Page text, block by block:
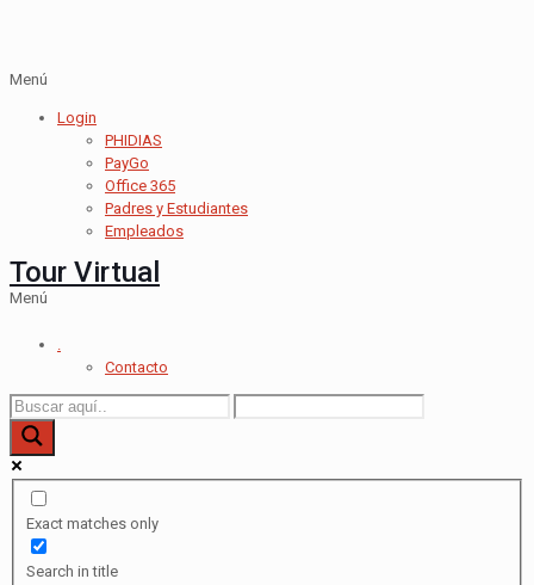
Menú
Login
PHIDIAS
PayGo
Office 365
Padres y Estudiantes
Empleados
Tour Virtual
Menú
.
Contacto
Exact matches only
Search in title